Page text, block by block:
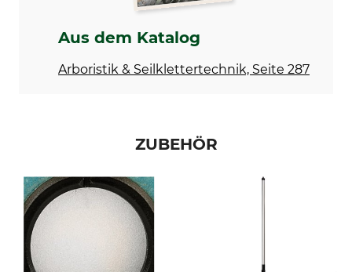
Aus dem Katalog
Arboristik & Seilklettertechnik, Seite 287
ZUBEHÖR